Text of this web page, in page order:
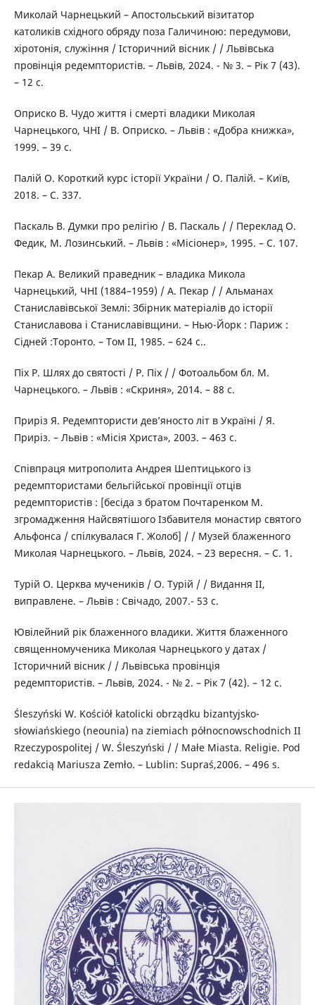
Миколай Чарнецький – Апостольський візитатор
католиків східного обряду поза Галичиною: передумови,
хіротонія, служіння / Історичний вісник / / Львівська
провінція редемптористів. – Львів, 2024. - № 3. – Рік 7 (43).
– 12 с.
Оприско В. Чудо життя і смерті владики Миколая
Чарнецького, ЧНІ / В. Оприско. – Львів : «Добра книжка»,
1999. – 39 с.
Палій О. Короткий курс історії України / О. Палій. – Київ,
2018. – С. 337.
Паскаль В. Думки про релігію / В. Паскаль / / Переклад О.
Федик, М. Лозинський. – Львів : «Місіонер», 1995. – С. 107.
Пекар А. Великий праведник – владика Микола
Чарнецький, ЧНІ (1884–1959) / А. Пекар / / Альманах
Станиславівської Землі: Збірник матеріалів до історії
Станиславова і Станиславівщини. – Нью-Йорк : Париж :
Сідней :Торонто. – Том ІІ, 1985. – 624 с..
Піх Р. Шлях до святості / Р. Піх / / Фотоальбом бл. М.
Чарнецького. – Львів : «Скриня», 2014. – 88 с.
Приріз Я. Редемптористи дев’яносто літ в Україні / Я.
Приріз. – Львів : «Місія Христа», 2003. – 463 с.
Співпраця митрополита Андрея Шептицького із
редемптористами бельгійської провінції отців
редемптористів : [бесіда з братом Почтаренком М.
згромадження Найсвятішого Ізбавителя монастир святого
Альфонса / спілкувалася Г. Жолоб] / / Музей блаженного
Миколая Чарнецького. – Львів, 2024. – 23 вересня. – С. 1.
Турій О. Церква мучеників / О. Турій / / Видання ІІ,
виправлене. – Львів : Свічадо, 2007.- 53 с.
Ювілейний рік блаженного владики. Життя блаженного
священномученика Миколая Чарнецького у датах /
Історичний вісник / / Львівська провінція
редемптористів. – Львів, 2024. - № 2. – Рік 7 (42). – 12 с.
Śleszyński W. Kościół katolicki obrządku bizantyjsko-
słowiańskiego (neounia) na ziemiach północnowschodnich II
Rzeczypospolitej / W. Śleszyński / / Małe Miasta. Religie. Pod
redakcią Mariusza Zemło. – Lublin: Supraś,2006. – 496 s.